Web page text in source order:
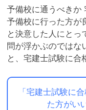
予備校に通うべきか
予備校に行った方が
と決意した人にとっ
問が浮かぶのではな
と、宅建士試験に合
「宅建士試験に
た方がい